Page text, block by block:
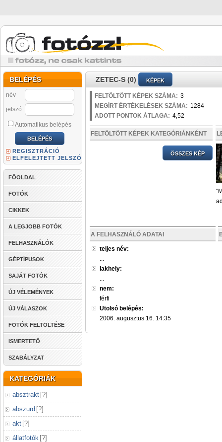
BELÉPÉS
név
jelszó
Automatikus belépés
REGISZTRÁCIÓ
ELFELEJTETT JELSZÓ
FŐOLDAL
FOTÓK
CIKKEK
A LEGJOBB FOTÓK
FELHASZNÁLÓK
GÉPTÍPUSOK
SAJÁT FOTÓK
ÚJ VÉLEMÉNYEK
ÚJ VÁLASZOK
FOTÓK FELTÖLTÉSE
ISMERTETŐ
SZABÁLYZAT
KATEGÓRIÁK
absztrakt [?]
abszurd [?]
akt [?]
állatfotók [?]
ZETEC-S (0) KÉPEK
FELTÖLTÖTT KÉPEK SZÁMA: 3
MEGÍRT ÉRTÉKELÉSEK SZÁMA: 1284
ADOTT PONTOK ÁTLAGA: 4,52
FELTÖLTÖTT KÉPEK KATEGÓRIÁNKÉNT
ÖSSZES KÉP
A FELHASZNÁLÓ ADATAI
teljes név:
...
lakhely:
...
nem:
férfi
Utolsó belépés:
2006. augusztus 16. 14:35